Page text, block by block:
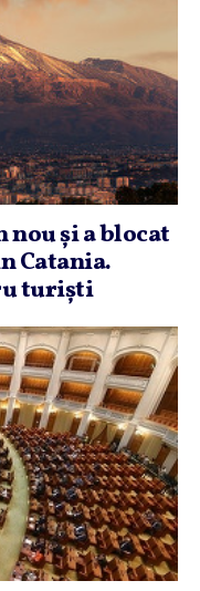
nou şi a blocat
Catania.
turişti